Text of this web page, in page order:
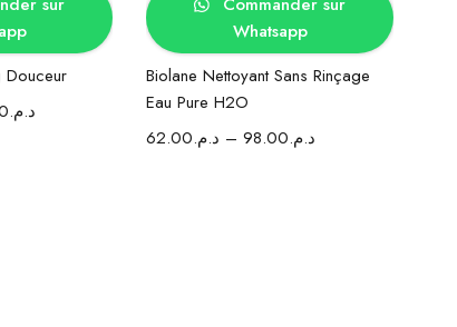
Douceur
د.م.
Whatsapp
Biolane Nettoyant Sans Rinçage
Eau Pure H2O
د.م.62.00 – د.م.98.00